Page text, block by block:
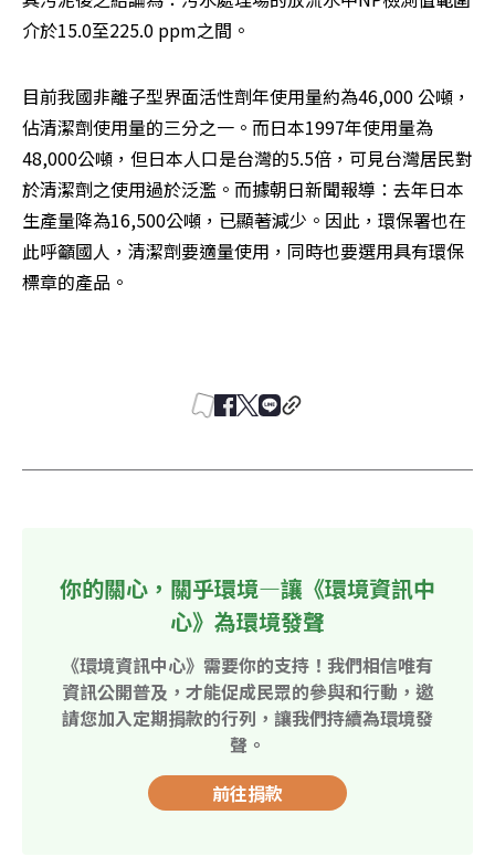
介於15.0至225.0 ppm之間。
目前我國非離子型界面活性劑年使用量約為46,000 公噸，
佔清潔劑使用量的三分之一。而日本1997年使用量為
48,000公噸，但日本人口是台灣的5.5倍，可見台灣居民對
於清潔劑之使用過於泛濫。而據朝日新聞報導：去年日本
生產量降為16,500公噸，已顯著減少。因此，環保署也在
此呼籲國人，清潔劑要適量使用，同時也要選用具有環保
標章的產品。
你的關心，關乎環境—讓《環境資訊中
心》為環境發聲
《環境資訊中心》需要你的支持！我們相信唯有
資訊公開普及，才能促成民眾的參與和行動，邀
請您加入定期捐款的行列，讓我們持續為環境發
聲。
前往捐款